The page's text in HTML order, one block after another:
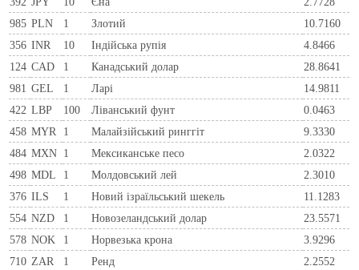
985 PLN 1 Злотий
10.7160
356 INR 10 Індійська рупія
4.8466
124 CAD 1 Канадський долар
28.8641
981 GEL 1 Ларi
14.9811
422 LBP 100 Ліванський фунт
0.0463
458 MYR 1 Малайзійський ринггіт
9.3330
484 MXN 1 Мексиканське песо
2.0322
498 MDL 1 Молдовський лей
2.3010
376 ILS 1 Новий ізраїльський шекель
11.1283
554 NZD 1 Новозеландський долар
23.5571
578 NOK 1 Норвезька крона
3.9296
710 ZAR 1 Ренд
2.2552